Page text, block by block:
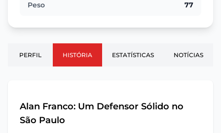
Peso 77
PERFIL HISTÓRIA ESTATÍSTICAS NOTÍCIAS
Alan Franco: Um Defensor Sólido no
São Paulo